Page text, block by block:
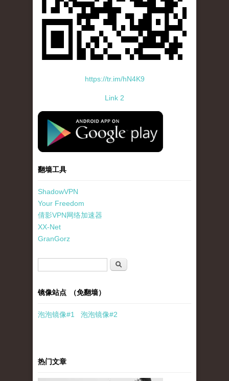
https://tr.im/hN4K9
Link 2
standard-icon-googleplay-app-store.png
翻墙工具
ShadowVPN
Your Freedom
倩影VPN网络加速器
XX-Net
GranGorz
搜索
镜像站点 （免翻墙）
泡泡镜像#1 泡泡镜像#2
热门文章